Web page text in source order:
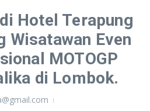
Hotel Terapung
Wisatawan Even
MOTOGP
di Lombok.